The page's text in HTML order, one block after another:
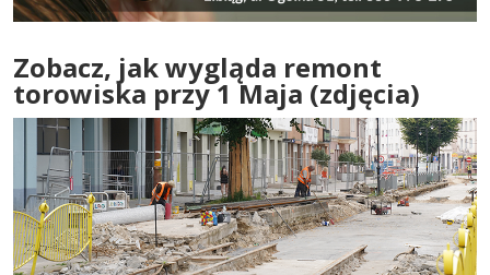
Zobacz, jak wygląda remont
torowiska przy 1 Maja (zdjęcia)